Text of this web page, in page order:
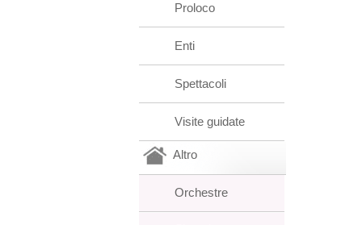
Proloco
Enti
Spettacoli
Visite guidate
Altro
Orchestre